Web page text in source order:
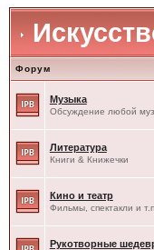
Форум
Музыка
Обсуждение любой
Литература
Книги & Книжечки
Кино и театр
Фильмы, спектакли и т.п.
Рукотворные